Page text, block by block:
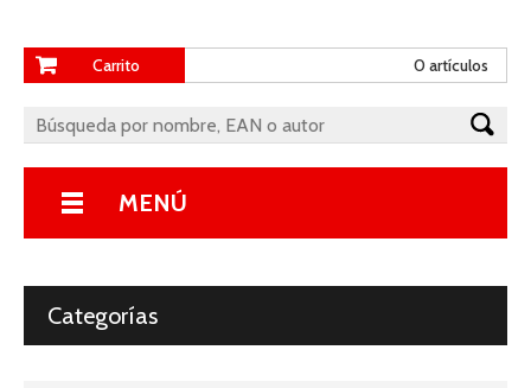
Carrito 0 artículos
MENÚ
Categorías